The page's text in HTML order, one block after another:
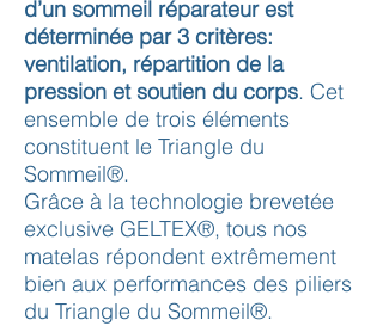
d’un sommeil réparateur est
déterminée par 3 critères:
ventilation, répartition de la
pression et soutien du corps. Cet
ensemble de trois éléments
constituent le Triangle du
Sommeil®.
Grâce à la technologie brevetée
exclusive GELTEX®, tous nos
matelas répondent extrêmement
bien aux performances des piliers
du Triangle du Sommeil®.